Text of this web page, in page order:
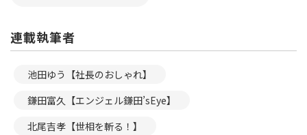
連載執筆者
池田ゆう【社長のおしゃれ】
鎌田富久【エンジェル鎌田’sEye】
北尾吉孝【世相を斬る！】